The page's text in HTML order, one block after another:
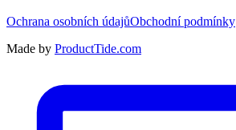
Ochrana osobních údajůObchodní podmínky
Made by ProductTide.com